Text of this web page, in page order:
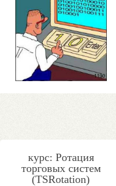
курс: Ротация
торговых систем
(TSRotation)